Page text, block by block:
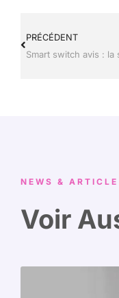
PRÉCÉDENT
NEWS & ARTICLE
Voir